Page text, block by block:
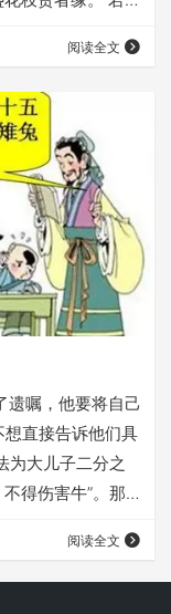
穿。不见五陵豪杰
阅读全文
遗嘱，他要将自己
直接告诉他们具
为大儿子二分之
得伤害牛”。那
从下面数，有
阅读全文